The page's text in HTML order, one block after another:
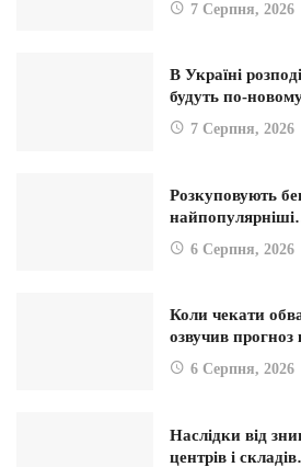
7 Серпня, 2026
В Україні
будуть по-
7 Серпня, 2026
Розкуповують
6 Серпня, 2026
Коли чекати
озвучив
6 Серпня, 2026
Наслідки від
центрів і